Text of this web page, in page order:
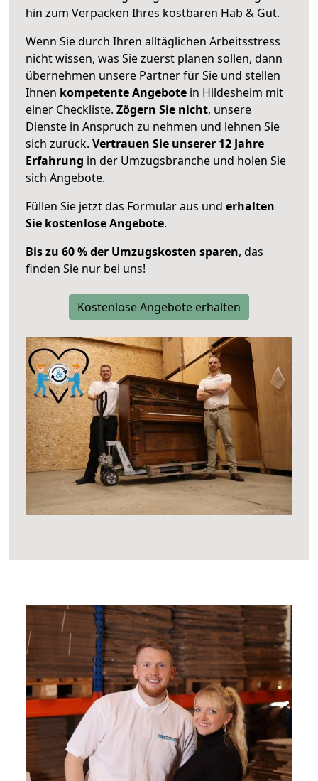
hin zum Verpacken Ihres kostbaren Hab & Gut.
Wenn Sie durch Ihren alltäglichen Arbeitsstress
nicht wissen, was Sie zuerst planen sollen, dann
übernehmen unsere Partner für Sie und stellen
Ihnen kompetente Angebote in Hildesheim mit
einer Checkliste. Zögern Sie nicht, unsere
Dienste in Anspruch zu nehmen und lehnen Sie
sich zurück. Vertrauen Sie unserer 12 Jahre
Erfahrung in der Umzugsbranche und holen Sie
sich Angebote.
Füllen Sie jetzt das Formular aus und erhalten
Sie kostenlose Angebote.
Bis zu 60 % der Umzugskosten sparen, das
finden Sie nur bei uns!
Kostenlose Angebote erhalten